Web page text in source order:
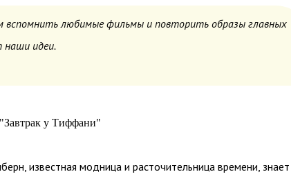
вспомнить любимые фильмы и повторить образы главных
наши идеи.
у Тиффани"
известная модница и расточительница времени, знает